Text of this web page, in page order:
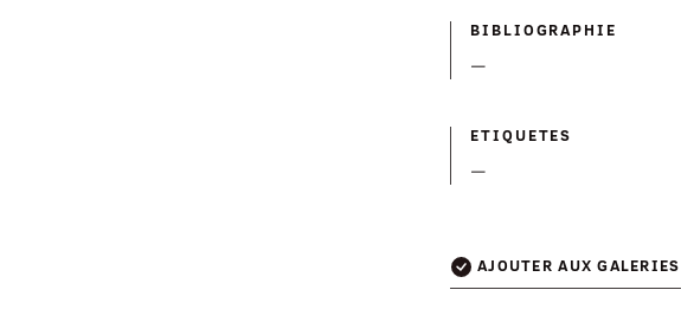
BIBLIOGRAPHIE
—
ETIQUETES
—
AJOUTER AUX GALERIES